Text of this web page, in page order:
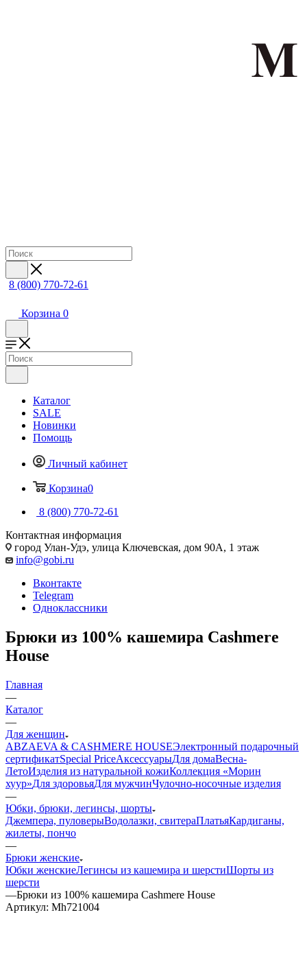
8 (800) 770-72-61
Корзина 0
Каталог
SALE
Новинки
Помощь
Личный кабинет
Корзина0
8 (800) 770-72-61
Контактная информация
город Улан-Удэ, улица Ключевская, дом 90А, 1 этаж
info@gobi.ru
Вконтакте
Telegram
Одноклассники
Брюки из 100% кашемира Cashmere
House
Главная
—
Каталог
—
Для женщин
ABZAEVA & CASHMERE HOUSEЭлектронный подарочный
сертификатSpecial PriceАксессуарыДля домаВесна-
ЛетоИзделия из натуральной кожиКоллекция «Морин
хуур»Для здоровьяДля мужчинЧулочно-носочные изделия
—
Юбки, брюки, легинсы, шорты
Джемпера, пуловерыВодолазки, свитераПлатьяКардиганы,
жилеты, пончо
—
Брюки женские
Юбки женскиеЛегинсы из кашемира и шерстиШорты из
шерсти
—Брюки из 100% кашемира Cashmere House
Артикул: Mh721004